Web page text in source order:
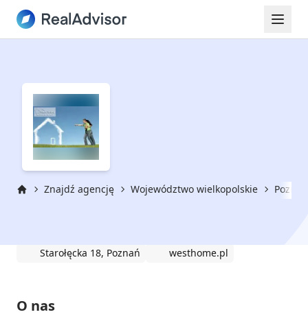
Znajdź agencję Województwo wielkopolskie Poznań
Starołęcka 18, Poznań westhome.pl
O nas